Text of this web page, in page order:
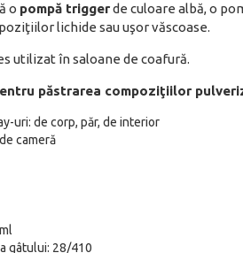
o pompă triggerde culoare albă, o
lichide sau uşor văscoase.
utilizat în saloane de coafură.
păstrarea compoziţiilor
uri: de corp, păr, de interior
cameră
gâtului: 28/410